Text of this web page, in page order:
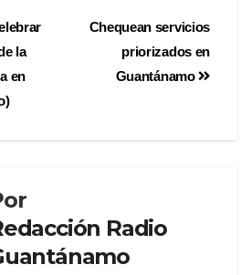
Chequean servicios
priorizados en
Guantánamo
la
en
Radio